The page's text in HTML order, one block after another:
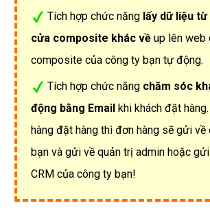
Tích hợp chức năng lấy dữ liệu
cửa composite khác về up lên web
composite của công ty bạn tự động.
Tích hợp chức năng chăm sóc
động bằng Email khi khách đặt
hàng đặt hàng thì đơn hàng sẽ gửi
bạn và gửi về quản trị admin hoặc
CRM của công ty bạn!